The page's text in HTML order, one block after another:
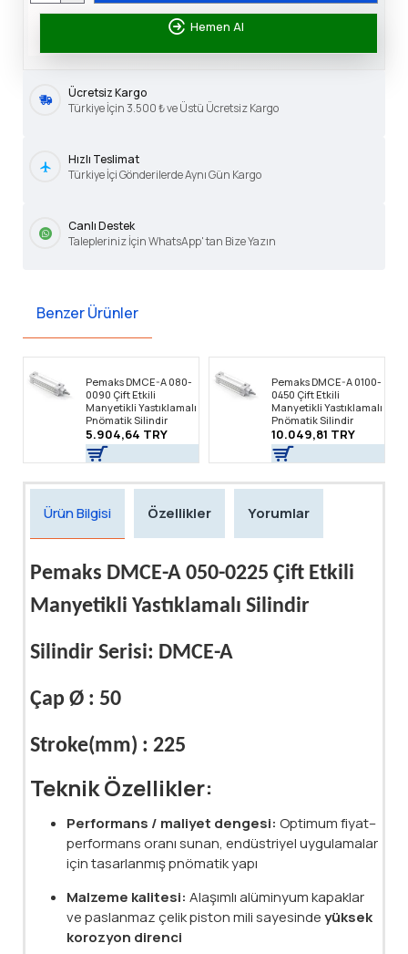
Hemen Al
Ücretsiz Kargo
Türkiye İçin 3.500 ₺ ve Üstü Ücretsiz Kargo
Hızlı Teslimat
Türkiye İçi Gönderilerde Aynı Gün Kargo
Canlı Destek
Talepleriniz İçin WhatsApp' tan Bize Yazın
Benzer Ürünler
Pemaks DMCE-A 080-
0090 Çift Etkili
Manyetikli Yastıklamalı
Pnömatik Silindir
5.904,64 TRY
Pemaks DMCE-A 0100-
0450 Çift Etkili
Manyetikli Yastıklamalı
Pnömatik Silindir
10.049,81 TRY
Ürün Bilgisi Özellikler Yorumlar
Pemaks DMCE-A 050-0225 Çift Etkili
Manyetikli Yastıklamalı Silindir
Silindir Serisi: DMCE-A
Çap Ø : 50
Stroke(mm) : 225
Teknik Özellikler:
Performans / maliyet dengesi: Optimum fiyat–
performans oranı sunan, endüstriyel uygulamalar
için tasarlanmış pnömatik yapı
Malzeme kalitesi: Alaşımlı alüminyum kapaklar
ve paslanmaz çelik piston mili sayesindeyüksek
korozyon direnci